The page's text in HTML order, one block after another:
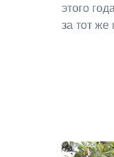
этого
за тот же